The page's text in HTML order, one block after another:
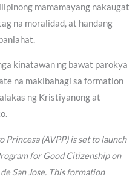
mamamayang nakaugat
na moralidad, at handang
kinatawan ng bawat parokya
na makibahagi sa formation
ng Kristiyanong at
(AVPP) is set to launch
for Good Citizenship on
San Jose. This formation